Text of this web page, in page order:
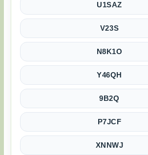
U1SAZ
V23S
N8K1O
Y46QH
9B2Q
P7JCF
XNNWJ